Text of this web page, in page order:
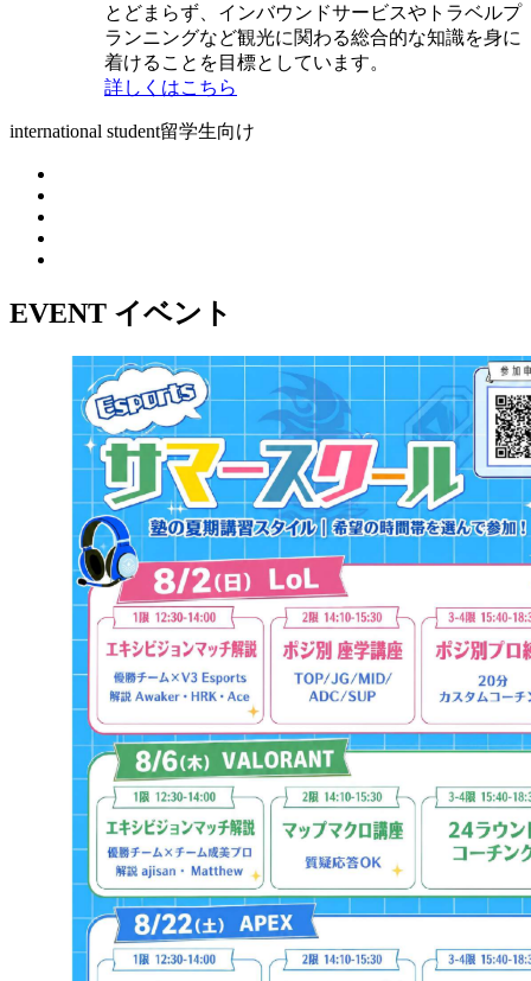
とどまらず、インバウンドサービスやトラベルプ
ランニングなど観光に関わる総合的な知識を身に
着けることを目標としています。
詳しくはこちら
international student留学生向け
EVENT イベント